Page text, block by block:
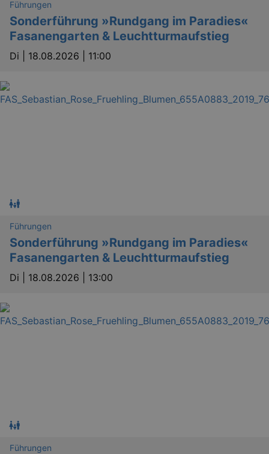
Führungen
Sonderführung »Rundgang im Paradies«
Fasanengarten & Leuchtturmaufstieg
Di | 18.08.2026 | 11:00
Führungen
Sonderführung »Rundgang im Paradies«
Fasanengarten & Leuchtturmaufstieg
Di | 18.08.2026 | 13:00
Führungen